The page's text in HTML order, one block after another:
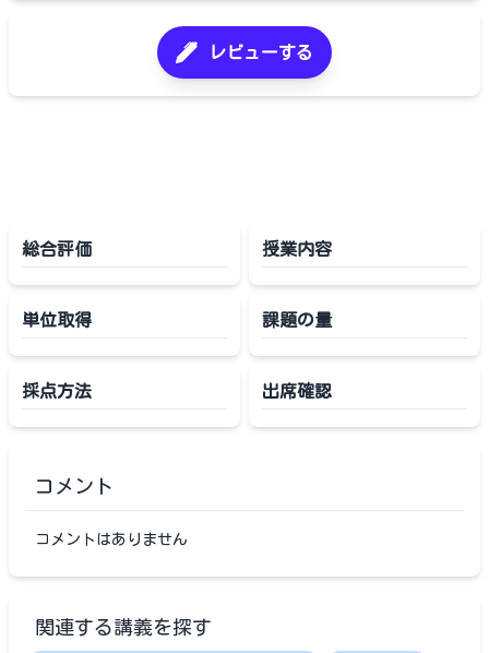
レビューする
総合評価 授業内容
単位取得 課題の量
採点方法 出席確認
コメント
コメントはありません
関連する講義を探す